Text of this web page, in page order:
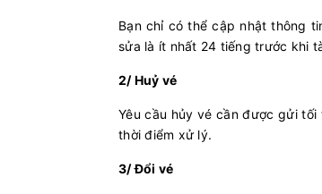
Bạn chỉ có thể cập nhật thông
sửa là ít nhất 24 tiếng trước khi
2/ Huỷ vé
Yêu cầu hủy vé cần được gửi
thời điểm xử lý.
3/ Đổi vé